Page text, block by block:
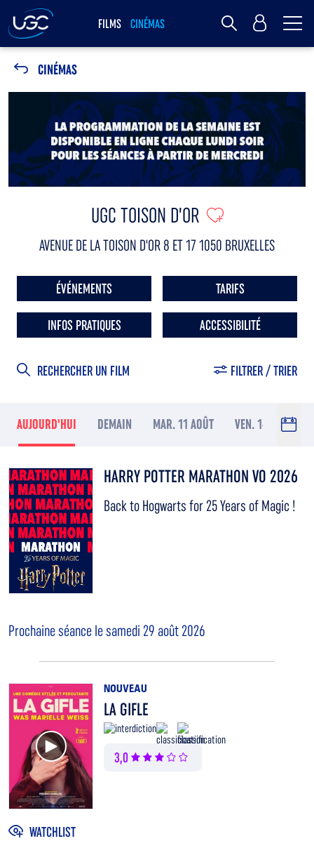
FILMS CINÉMAS MY UGC
CINÉMAS
UGC TOISON D’OR
AVENUE DE LA TOISON D'OR 8 ET 17 1050 BRUXELLES
ÉVÉNEMENTS TARIFS
INFOS PRATIQUES ACCESSIBILITÉ
RECHERCHER UN FILM FILTRER / TRIER
AUJOURD'HUI DEMAIN MAR. 11 AOÛT VEN. 14 AOÛT
HARRY POTTER MARATHON VO 2026
Back to Hogwarts for 25 Years of Magic !
Prochaine séance le samedi 29 août 2026
Voir la bande annonce
NOUVEAU
LA GIFLE
3,0
WATCHLIST